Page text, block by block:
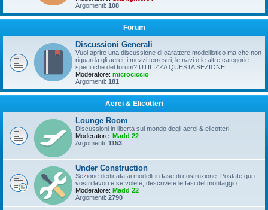
Argomenti: 108
Forum
Discussioni Generali
Vuoi aprire una discussione di carattere modellistico ma che non
riguarda gli aerei, i mezzi terrestri, le navi o le altre categorie
specifiche del forum? UTILIZZA QUESTA SEZIONE!
Moderatore: microciccio
Argomenti: 181
Aerei & Elicotteri
Lounge Room
Discussioni in libertà sul mondo degli aerei & elicotteri.
Moderatore: Madd 22
Argomenti: 1153
Under Construction
Sezione dedicata ai modelli in fase di costruzione. Postate qui i
vostri lavori e se volete, descrivete le fasi del montaggio.
Moderatore: Madd 22
Argomenti: 2790